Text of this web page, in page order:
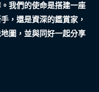
我們的使命是搭建一座
，還是資深的鑑賞家，
圖，並與同好一起分享